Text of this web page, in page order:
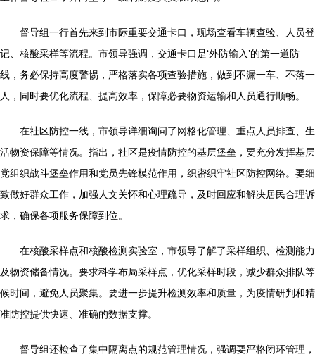
督导组一行首先来到市际重要交通卡口，现场查看车辆查验、人员登
记、核酸采样等流程。市领导强调，交通卡口是‘外防输入’的第一道防
线，务必保持高度警惕，严格落实各项查验措施，做到不漏一车、不落一
人，同时要优化流程、提高效率，保障必要物资运输和人员通行顺畅。
在社区防控一线，市领导详细询问了网格化管理、重点人员排查、生
活物资保障等情况。指出，社区是疫情防控的基层堡垒，要充分发挥基层
党组织战斗堡垒作用和党员先锋模范作用，织密织牢社区防控网络。要细
致做好群众工作，加强人文关怀和心理疏导，及时回应和解决居民合理诉
求，确保各项服务保障到位。
在核酸采样点和核酸检测实验室，市领导了解了采样组织、检测能力
及物资储备情况。要求科学布局采样点，优化采样时段，减少群众排队等
候时间，避免人员聚集。要进一步提升检测效率和质量，为疫情研判和精
准防控提供快速、准确的数据支撑。
督导组还检查了集中隔离点的规范管理情况，强调要严格闭环管理，